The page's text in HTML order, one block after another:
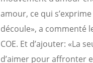
amour, ce qui
découle», a commenté
COE. Et d’ajouter: «La
d’aimer pour affronter